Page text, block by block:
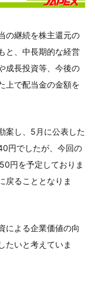
の継続を株主還元の
と、中長期的な経営
成長投資等、今後の
上で配当金の金額を
案し、5月に公表した
円でしたが、今回の
円を予定しておりま
戻ることとなりま
による企業価値の向
たいと考えていま